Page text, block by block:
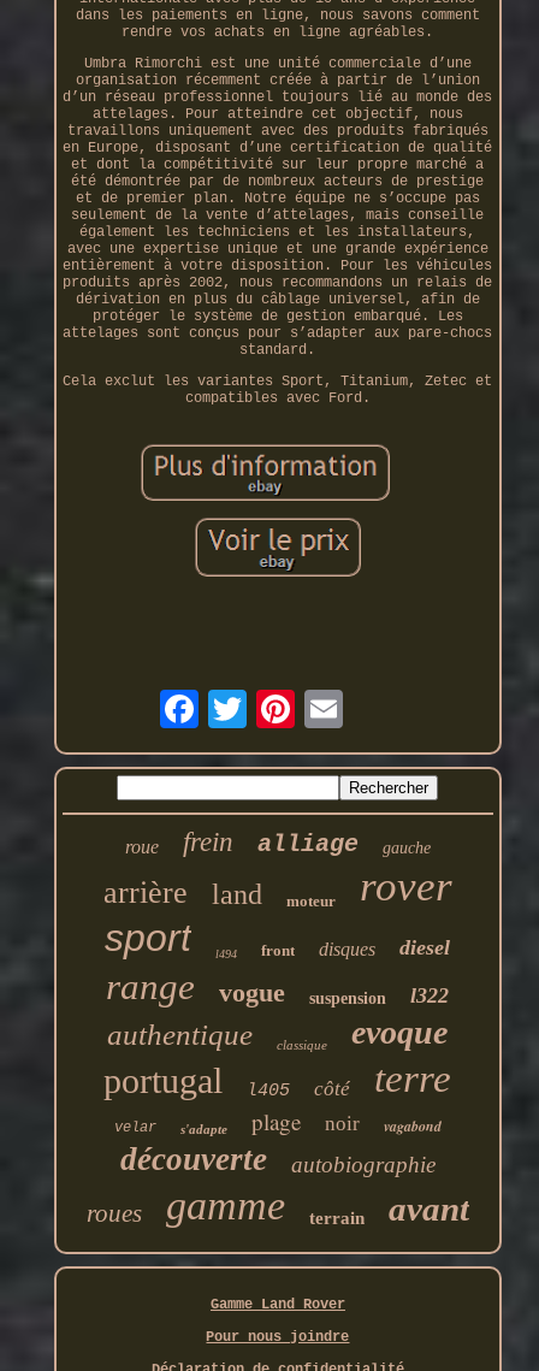
dans les paiements en ligne, nous savons comment
rendre vos achats en ligne agréables.
Umbra Rimorchi est une unité commerciale d’une
organisation récemment créée à partir de l’union
d’un réseau professionnel toujours lié au monde des
attelages. Pour atteindre cet objectif, nous
travaillons uniquement avec des produits fabriqués
en Europe, disposant d’une certification de qualité
et dont la compétitivité sur leur propre marché a
été démontrée par de nombreux acteurs de prestige
et de premier plan. Notre équipe ne s’occupe pas
seulement de la vente d’attelages, mais conseille
également les techniciens et les installateurs,
avec une expertise unique et une grande expérience
entièrement à votre disposition. Pour les véhicules
produits après 2002, nous recommandons un relais de
dérivation en plus du câblage universel, afin de
protéger le système de gestion embarqué. Les
attelages sont conçus pour s’adapter aux pare-chocs
standard.
Cela exclut les variantes Sport, Titanium, Zetec et
compatibles avec Ford.
roue frein alliage gauche
arrière land moteur rover
sport l494 front disques diesel
range vogue suspension l322
authentique classique evoque
portugal l405 côté terre
velar s'adapte plage noir vagabond
découverte autobiographie
roues gamme terrain avant
Gamme Land Rover
Pour nous joindre